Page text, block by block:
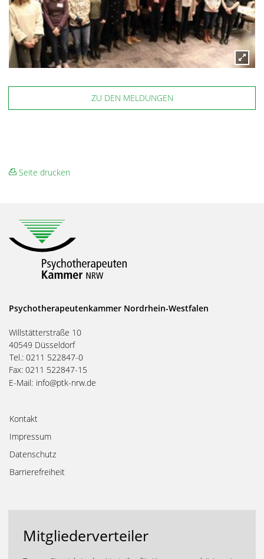
ZU DEN MELDUNGEN
Seite drucken
Psychotherapeutenkammer Nordrhein-Westfalen
Willstätterstraße 10
40549 Düsseldorf
Tel.: 0211 522847-0
Fax: 0211 522847-15
E-Mail: info@ptk-nrw.de
Kontakt
Impressum
Datenschutz
Barrierefreiheit
Mitgliederverteiler